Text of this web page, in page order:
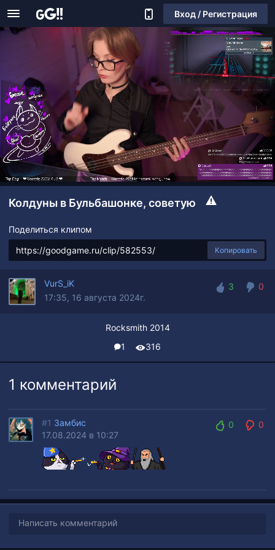
Вход / Регистрация
Колдуны в Бульбашонке, советую
Поделиться клипом
Копировать
VurS_iK
17:35, 16 августа 2024г.
3
0
Rocksmith 2014
1
316
1 комментарий
#1 Замбис
17.08.2024 в 10:27
0
0
Написать комментарий